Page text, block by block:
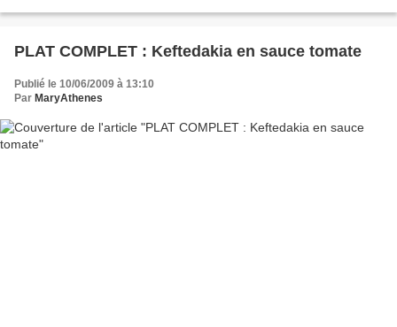
PLAT COMPLET : Keftedakia en sauce tomate
Publié le 10/06/2009 à 13:10
Par MaryAthenes